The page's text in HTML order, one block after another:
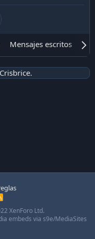
Mensajes escritos
R
S XenForo Ltd.
embeds via s9e/MediaSites